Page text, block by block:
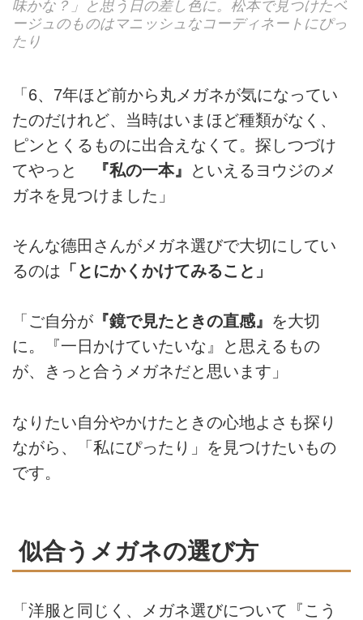
味かな？」と思う日の差し色に。松本で見つけたベ
ージュのものはマニッシュなコーディネートにぴっ
たり
「6、7年ほど前から丸メガネが気になってい
たのだけれど、当時はいまほど種類がなく、
ピンとくるものに出合えなくて。探しつづけ
てやっと
『私の一本』
といえるヨウジのメ
ガネを見つけました」
そんな德田さんがメガネ選びで大切にしてい
るのは 「とにかくかけてみること」
「ご自分が 『鏡で見たときの直感』 を大切
に。『一日かけていたいな』と思えるもの
が、きっと合うメガネだと思います」
なりたい自分やかけたときの心地よさも探り
ながら、「私にぴったり」を見つけたいもの
です。
似合うメガネの選び方
「洋服と同じく、メガネ選びについて『こう